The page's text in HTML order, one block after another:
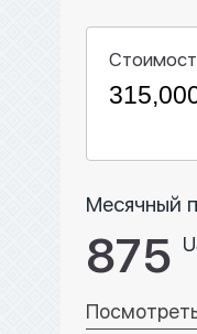
Месячный
875